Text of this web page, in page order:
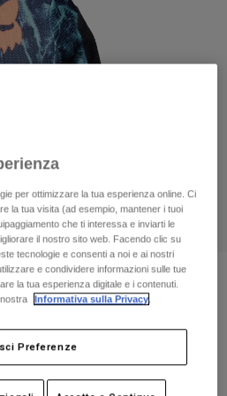
per ottimizzare la tua esperienza online. Ci
la tua visita (ad esempio, mantener i tuoi
che ti interessa e inviarti le
il nostro sito web. Facendo clic su
tecnologie e consenti a noi e ai nostri
e condividere informazioni sulle tue
la tua esperienza digitale e i contenuti.
Informativa sulla Privacy
Preferenze